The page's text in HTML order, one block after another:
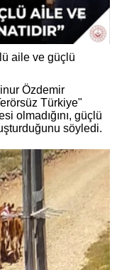
aile ve güçlü
Özdemir
Türkiye"
olmadığını, güçlü
söyledi.